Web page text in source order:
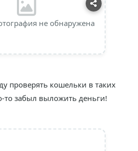
не обнаружена
проверять кошельки в таких
то забыл выложить деньги!